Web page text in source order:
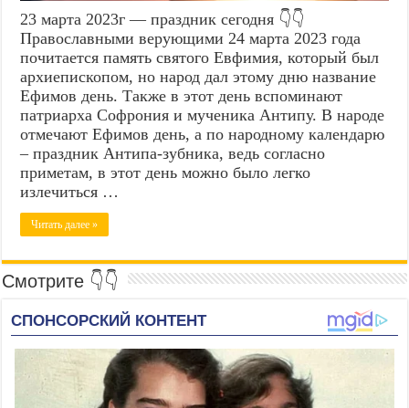
23 марта 2023г — праздник сегодня 👇👇
Православными верующими 24 марта 2023 года
почитается память святого Евфимия, который был
архиепископом, но народ дал этому дню название
Ефимов день. Также в этот день вспоминают
патриарха Софрония и мученика Антипу. В народе
отмечают Ефимов день, а по народному календарю
– праздник Антипа-зубника, ведь согласно
приметам, в этот день можно было легко
излечиться …
Читать далее »
Смотрите 👇👇